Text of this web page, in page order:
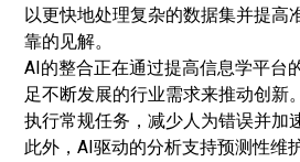
以更快地处理复杂的数据集并提高
靠的见解。
AI的整合正在通过提高信息学平台
足不断发展的行业需求来推动创新
执行常规任务，减少人为错误并加
此外，AI驱动的分析支持预测性维